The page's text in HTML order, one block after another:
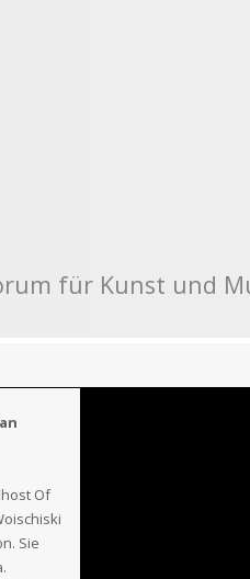
für Kunst und
Of
Sie